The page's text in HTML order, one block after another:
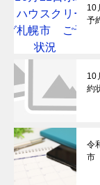
10
予
10
約
令
市